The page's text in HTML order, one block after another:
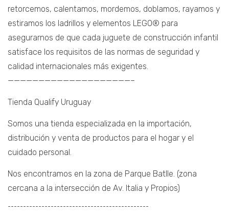
retorcemos, calentamos, mordemos, doblamos, rayamos y
estiramos los ladrillos y elementos LEGO® para
asegurarnos de que cada juguete de construcción infantil
satisface los requisitos de las normas de seguridad y
calidad internacionales más exigentes.
————————————————————–
Tienda Qualify Uruguay
Somos una tienda especializada en la importación,
distribución y venta de productos para el hogar y el
cuidado personal.
Nos encontramos en la zona de Parque Batlle. (zona
cercana a la intersección de Av. Italia y Propios)
¯¯¯¯¯¯¯¯¯¯¯¯¯¯¯¯¯¯¯¯¯¯¯¯¯¯¯¯¯¯¯¯¯¯¯¯¯¯¯¯¯¯¯¯¯¯